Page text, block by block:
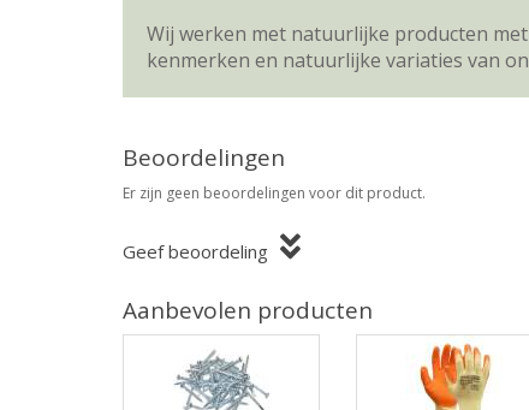
Wij werken met natuurlijke producten
kenmerken en natuurlijke variaties van
Beoordelingen
Er zijn geen beoordelingen voor dit product.
Geef beoordeling
Aanbevolen producten